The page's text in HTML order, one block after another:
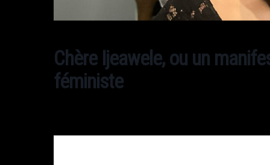
Chère Ijeawele, ou un
féministe